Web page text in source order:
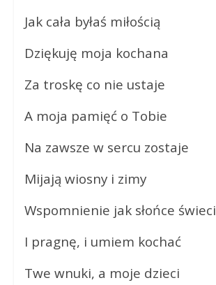
Jak cała byłaś miłością
Dziękuję moja kochana
Za troskę co nie ustaje
A moja pamięć o Tobie
Na zawsze w sercu zostaje
Mijają wiosny i zimy
Wspomnienie jak słońce świeci
I pragnę, i umiem kochać
Twe wnuki, a moje dzieci